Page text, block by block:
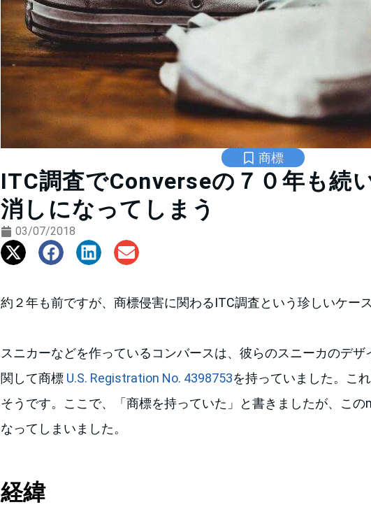
商標
ITC調査でConverseの７０年も続
消しになってしまう
03/07/2018
約２年も前ですが、商標侵害に関わるITC調査という珍しいケー
スニカーなどを作っているコンバースは、彼らのスニーカのデ
関して商標 U.S. Registration No. 4398753を持っていました。こ
そうです。ここで、「商標を持っていた」と書きましたが、こ
なってしまいました。
経緯